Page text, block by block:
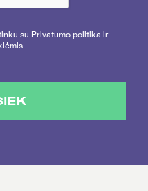
su Privatumo politika ir